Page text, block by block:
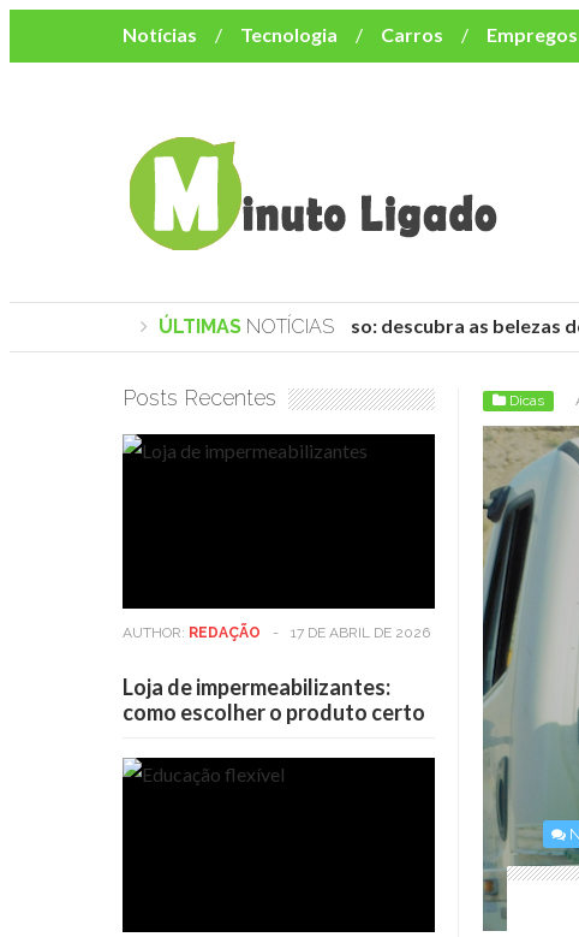
Notícias Tecnologia Carros Empregos
Mulher
Bem-Estar Negócios
Música e
ÚLTIMAS NOTÍCIAS
Praias de Trancoso: descubra as belezas
Dicas
Posts Recentes
AUTHOR: REDAÇÃO - 17 DE ABRIL DE 2026
Loja de impermeabilizantes:
como escolher o produto certo